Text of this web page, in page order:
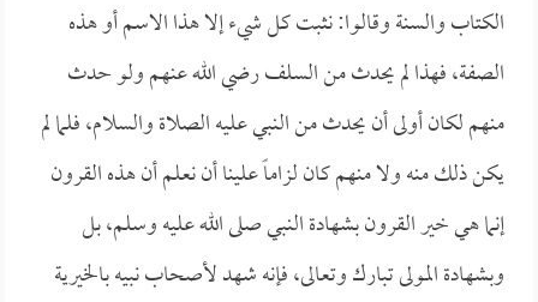
الكتاب والسنة وقالوا: نثبت كل شيء إلا هذا الاسم أو هذه
الصفة، فهذا لم يحدث من السلف رضي الله عنهم ولو حدث
منهم لكان أولى أن يحدث من النبي عليه الصلاة والسلام، فلما لم
يكن ذلك منه ولا منهم كان لزاماً علينا أن نعلم أن هذه القرون
إنما هي خير القرون بشهادة النبي صلى الله عليه وسلم، بل
وبشهادة المولى تبارك وتعالى، فإنه شهد لأصحاب نبيه بالخيرية